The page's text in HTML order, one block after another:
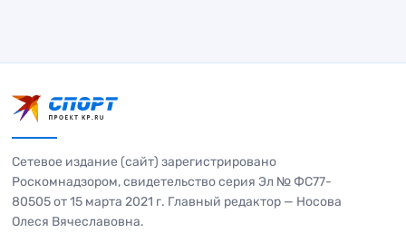
Сетевое издание (сайт) зарегистрировано
Роскомнадзором, свидетельство серия Эл № ФС77-
80505 от 15 марта 2021 г. Главный редактор — Носова
Олеся Вячеславовна.